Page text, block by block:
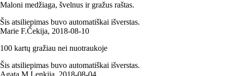
Maloni medžiaga, švelnus ir gražus raštas.
Šis atsiliepimas buvo automatiškai išverstas.
Marie F.Čekija, 2018‑08‑10
100 kartų gražiau nei nuotraukoje
Šis atsiliepimas buvo automatiškai išverstas.